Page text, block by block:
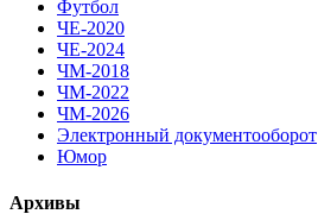
Футбол
ЧЕ-2020
ЧЕ-2024
ЧМ-2018
ЧМ-2022
ЧМ-2026
Электронный документооборот
Юмор
Архивы